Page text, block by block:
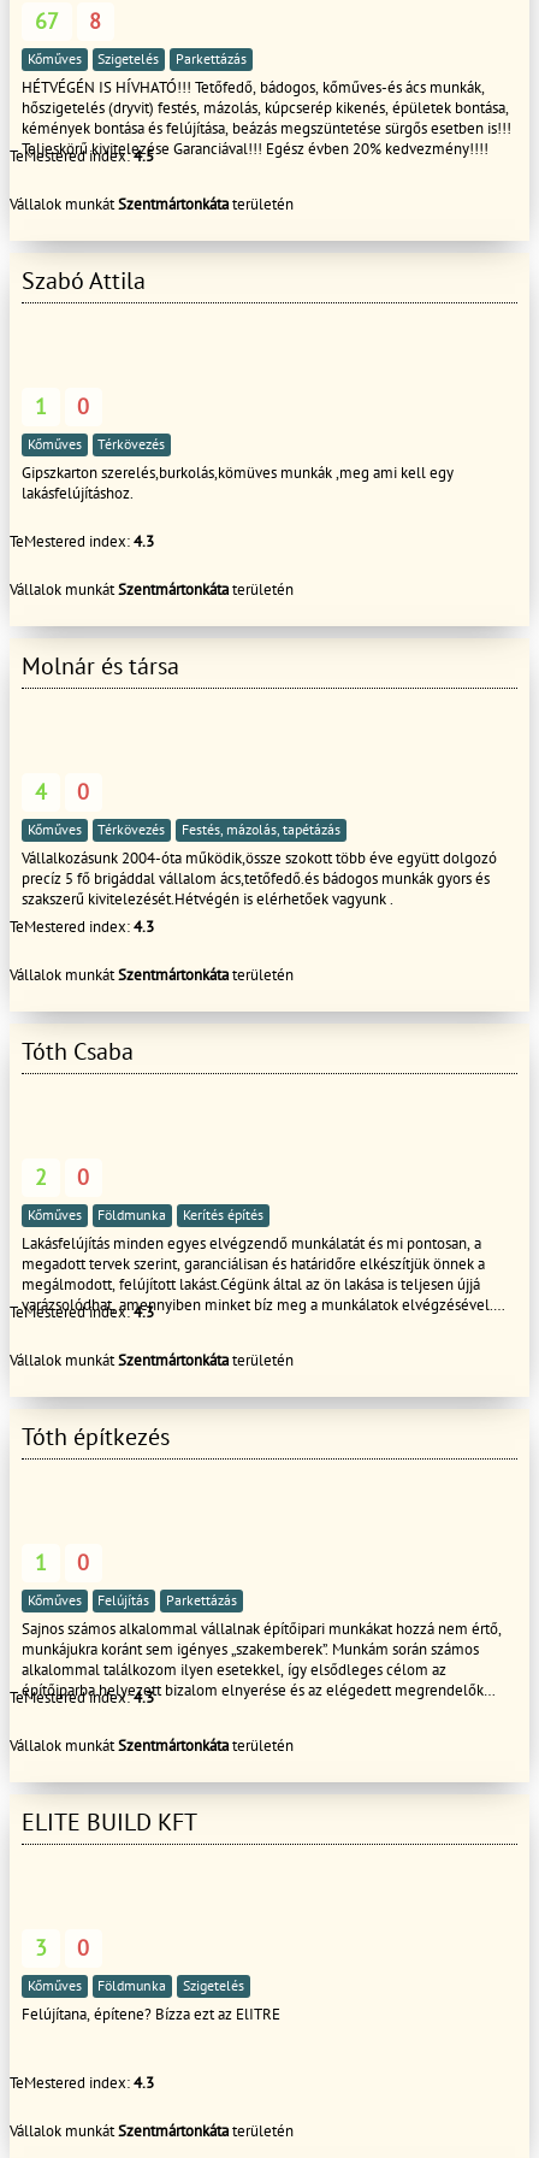
67 8
Kőműves Szigetelés Parkettázás
HÉTVÉGÉN IS HÍVHATÓ!!! Tetőfedő, bádogos, kőműves-és ács munkák,
hőszigetelés (dryvit) festés, mázolás, kúpcserép kikenés, épületek bontása,
kémények bontása és felújítása, beázás megszüntetése sürgős esetben is!!!
Teljeskörű kivitelezése Garanciával!!! Egész évben 20% kedvezmény!!!!
TeMestered index:4.5
Vállalok munkátSzentmártonkátaterületén
Szabó Attila
1 0
Kőműves Térkövezés
Gipszkarton szerelés,burkolás,kömüves munkák ,meg ami kell egy
lakásfelújításhoz.
TeMestered index:4.3
Vállalok munkátSzentmártonkátaterületén
Molnár és társa
4 0
Kőműves Térkövezés Festés, mázolás, tapétázás
Vállalkozásunk 2004-óta működik,össze szokott több éve együtt dolgozó
precíz 5 fő brigáddal vállalom ács,tetőfedő.és bádogos munkák gyors és
szakszerű kivitelezését.Hétvégén is elérhetőek vagyunk .
TeMestered index:4.3
Vállalok munkátSzentmártonkátaterületén
Tóth Csaba
2 0
Kőműves Földmunka Kerítés építés
Lakásfelújítás minden egyes elvégzendő munkálatát és mi pontosan, a
megadott tervek szerint, garanciálisan és határidőre elkészítjük önnek a
megálmodott, felújított lakást.Cégünk által az ön lakása is teljesen újjá
varázsolódhat, amennyiben minket bíz meg a munkálatok elvégzésével.
TeMestered index:4.3
Vállalok munkátSzentmártonkátaterületén
Tóth építkezés
1 0
Kőműves Felújítás Parkettázás
Sajnos számos alkalommal vállalnak építőipari munkákat hozzá nem értő,
munkájukra koránt sem igényes „szakemberek”. Munkám során számos
alkalommal találkozom ilyen esetekkel, így elsődleges célom az
építőiparba helyezett bizalom elnyerése és az elégedett megrendelők
lelkiismeretes, megbízható és hozzáértő szakemberek: Hideg-, meleg
TeMestered index:4.3
Vállalok munkátSzentmártonkátaterületén
ELITE BUILD KFT
3 0
Kőműves Földmunka Szigetelés
Felújítana, építene? Bízza ezt az ElITRE
TeMestered index:4.3
Vállalok munkátSzentmártonkátaterületén